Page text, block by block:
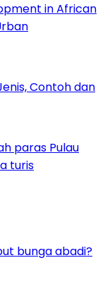
in African
Contoh dan
paras Pulau
turis
bunga abadi?